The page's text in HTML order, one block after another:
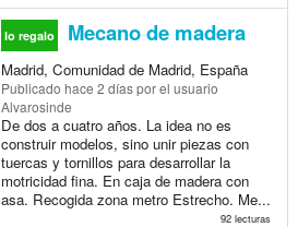
lo regalo Mecano de madera
Madrid, Comunidad de Madrid, España
Publicado hace 2 díaspor el usuario
Alvarosinde
De dos a cuatro años. La idea no es
construir modelos, sino unir piezas con
tuercas y tornillos para desarrollar la
motricidad fina. En caja de madera con
asa. Recogida zona metro Estrecho. Me...
92 lecturas